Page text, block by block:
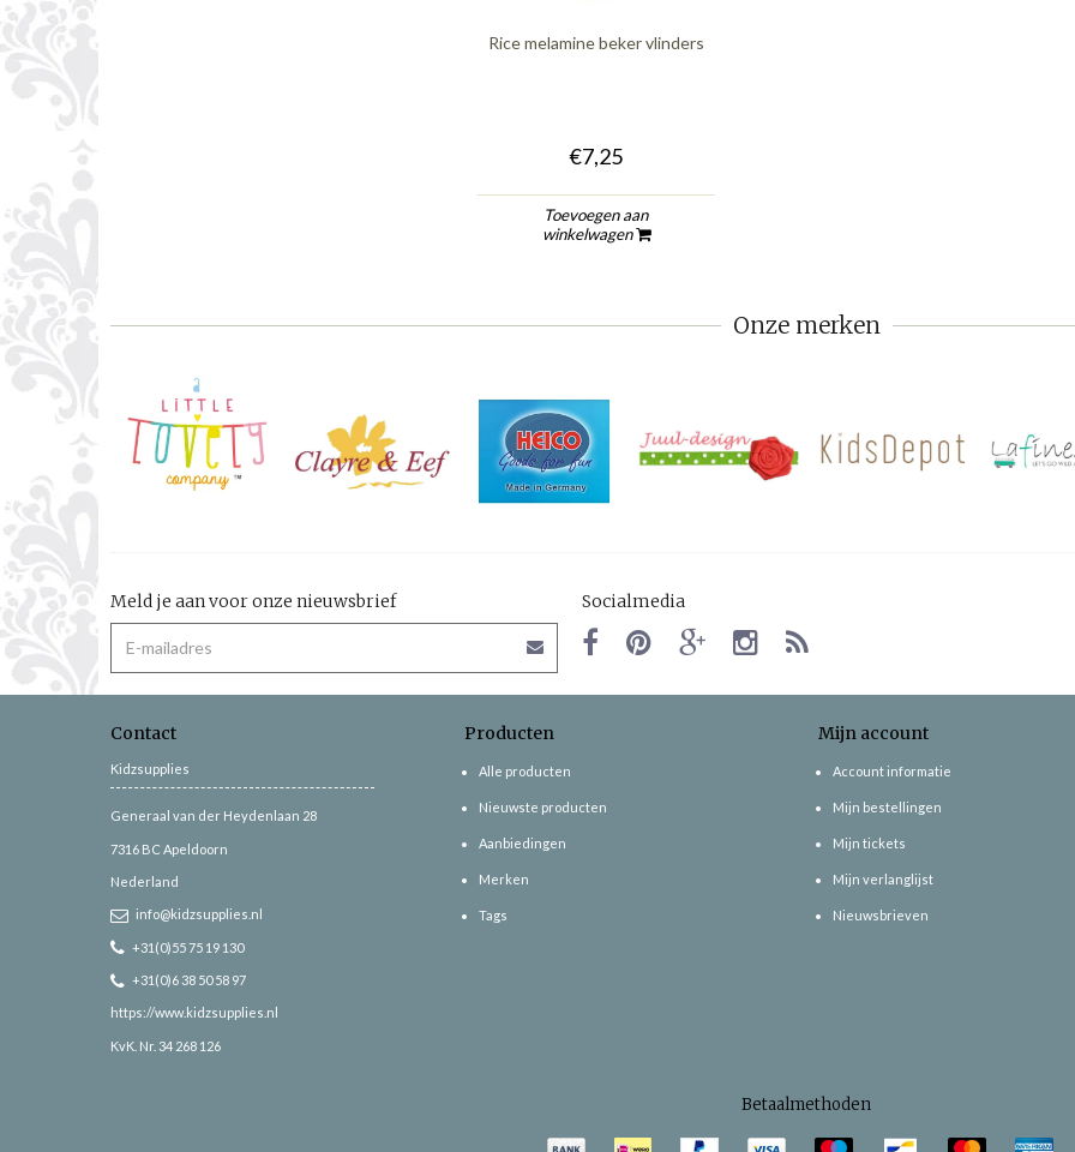
Rice melamine beker vlinders
€7,25
Toevoegen aan
winkelwagen
Onze merken
Meld je aan voor onze nieuwsbrief Socialmedia
Contact
Kidzsupplies
Generaal van der Heydenlaan 28
7316 BC Apeldoorn
Nederland
info@kidzsupplies.nl
+31(0)55 75 19 130
+31(0)6 38 50 58 97
https://www.kidzsupplies.nl
KvK. Nr. 34 268 126
Producten
Alle producten
Nieuwste producten
Aanbiedingen
Merken
Tags
Mijn account
Account informatie
Mijn bestellingen
Mijn tickets
Mijn verlanglijst
Nieuwsbrieven
Betaalmethoden